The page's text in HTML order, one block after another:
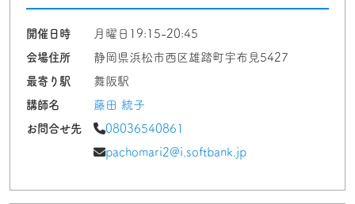
開催日時
月曜日19:15-20:45
会場住所
静岡県浜松市西区雄踏町宇布見5427
最寄り駅
舞阪駅
講師名
藤田 統子
お問合せ先
08036540861
pachomari2@i.softbank.jp